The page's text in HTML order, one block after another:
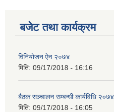
बजेट तथा कार्यक्रम
विनियोजन ऐन २०७४
मिति: 09/17/2018 - 16:16
बैठक सञ्चालन सम्बन्धी कार्यविधि २०७४
मिति: 09/17/2018 - 16:05